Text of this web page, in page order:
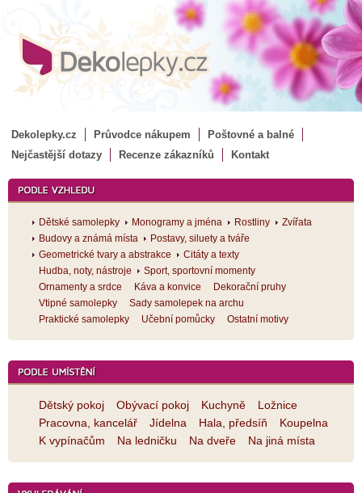
Dekolepky.cz Průvodce nákupem
Poštovné a balné
Nejčastější dotazy
Recenze zákazníků Kontakt
Dětské samolepky Monogramy a jména Rostliny
Zvířata
Budovy a známá místa
Postavy, siluety a tváře
Geometrické tvary a abstrakce
Citáty a texty
Hudba, noty, nástroje
Sport, sportovní momenty
Ornamenty a srdce
Káva a konvice
Dekorační pruhy
Vtipné samolepky
Sady samolepek na archu
Praktické samolepky
Učební pomůcky Ostatní motivy
Dětský pokoj Obývací pokoj Kuchyně
Ložnice
Pracovna, kancelář
Jídelna Hala, předsíň
Koupelna
K vypínačům
Na ledničku Na dveře Na jiná místa